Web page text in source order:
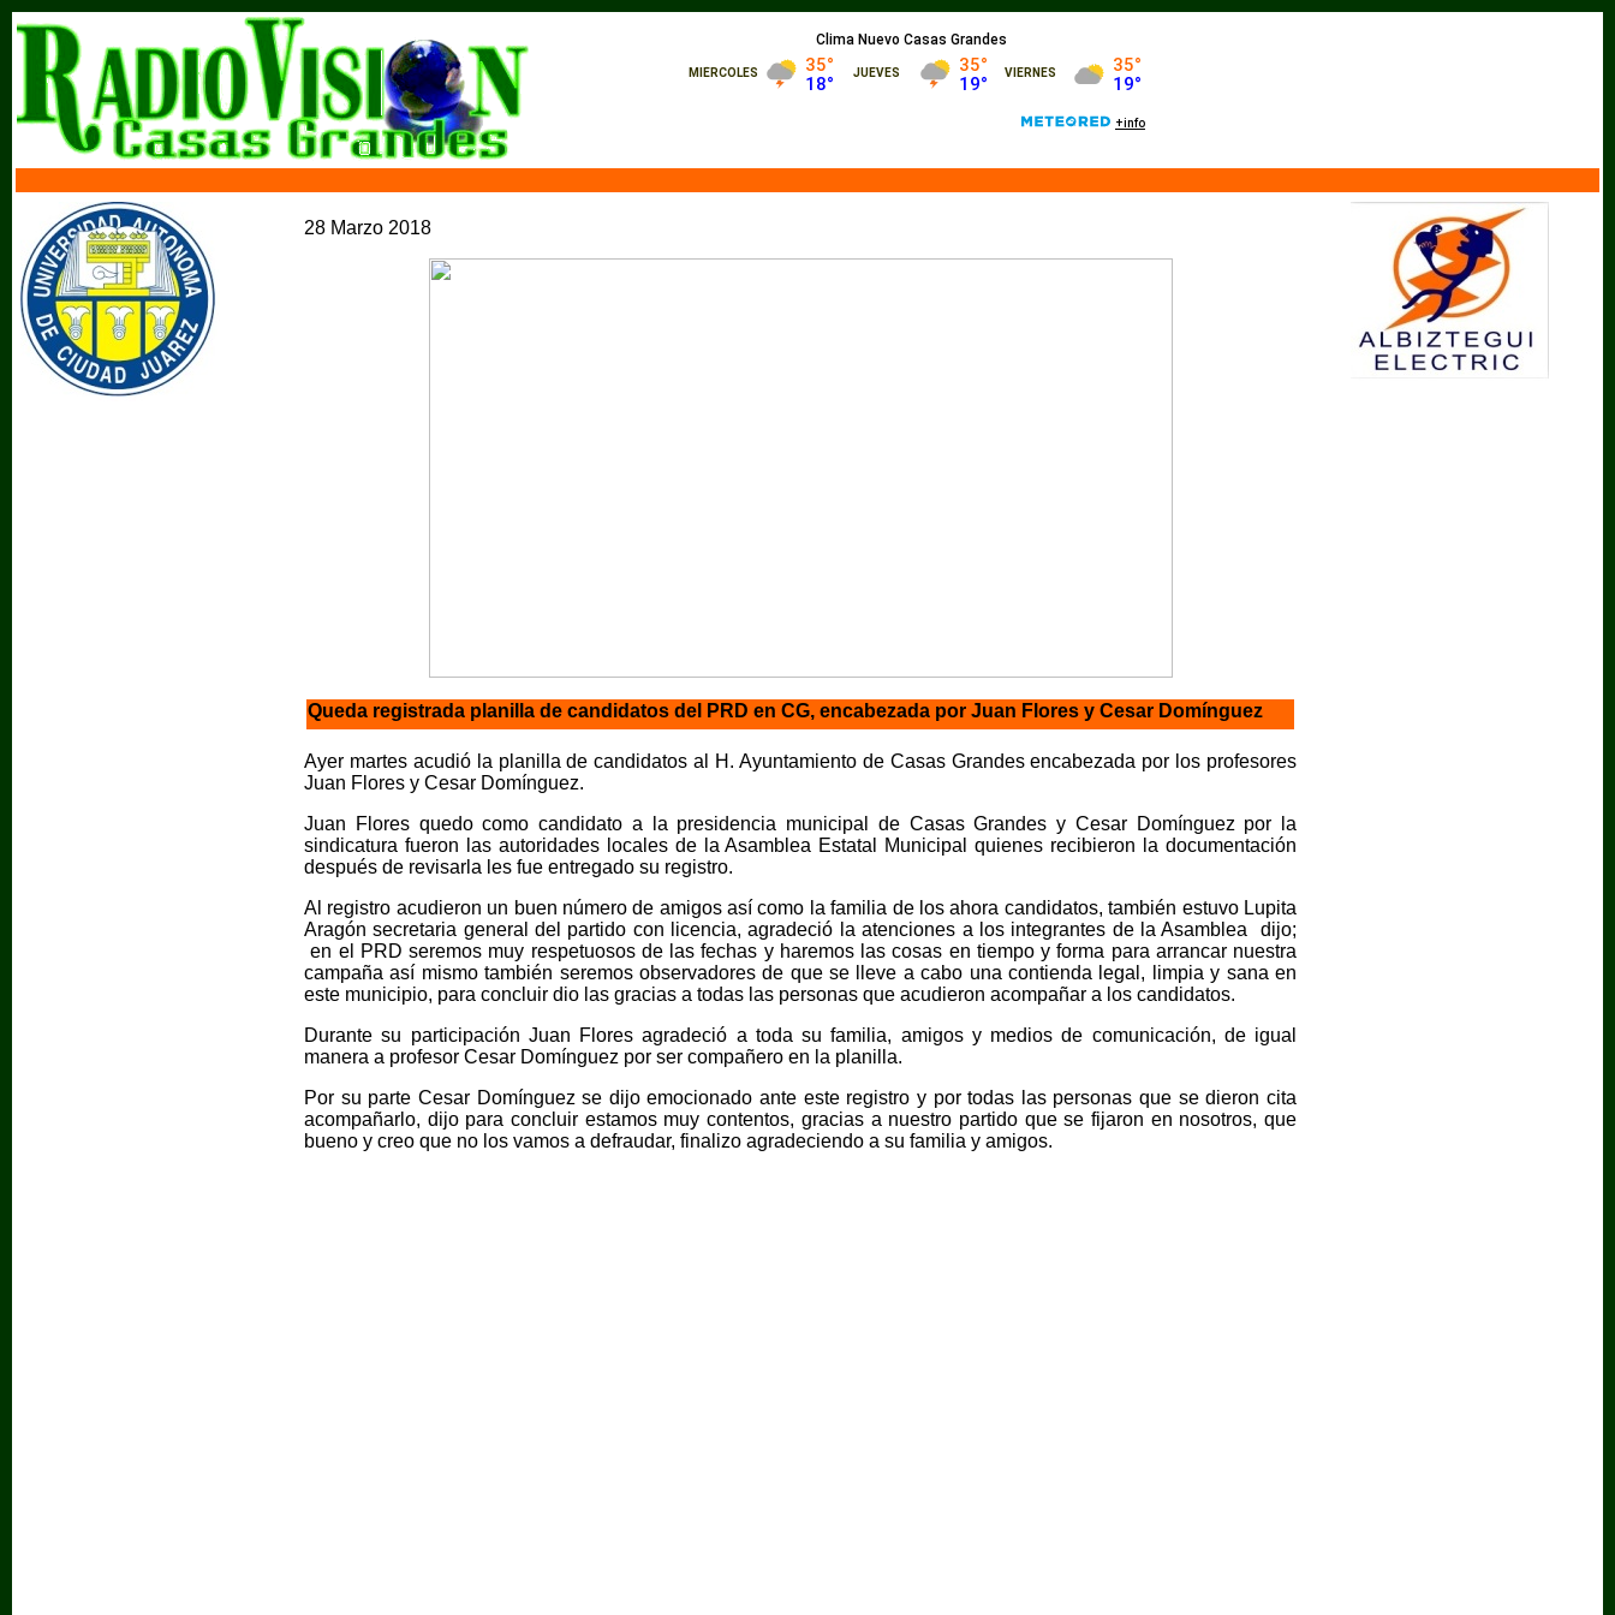
28 Marzo 2018
Queda registrada planilla de candidatos del PRD en CG, encabezada por Juan Flores y Cesar Domínguez
Ayer martes acudió la planilla de candidatos al H. Ayuntamiento de Casas Grandes encabezada por los profesores
Juan Flores y Cesar Domínguez.
Juan Flores quedo como candidato a la presidencia municipal de Casas Grandes y Cesar Domínguez por la
sindicatura fueron las autoridades locales de la Asamblea Estatal Municipal quienes recibieron la documentación
después de revisarla les fue entregado su registro.
Al registro acudieron un buen número de amigos así como la familia de los ahora candidatos, también estuvo Lupita
Aragón secretaria general del partido con licencia, agradeció la atenciones a los integrantes de la Asamblea dijo;
en el PRD seremos muy respetuosos de las fechas y haremos las cosas en tiempo y forma para arrancar nuestra
campaña así mismo también seremos observadores de que se lleve a cabo una contienda legal, limpia y sana en
este municipio, para concluir dio las gracias a todas las personas que acudieron acompañar a los candidatos.
Durante su participación Juan Flores agradeció a toda su familia, amigos y medios de comunicación, de igual
manera a profesor Cesar Domínguez por ser compañero en la planilla.
Por su parte Cesar Domínguez se dijo emocionado ante este registro y por todas las personas que se dieron cita
acompañarlo, dijo para concluir estamos muy contentos, gracias a nuestro partido que se fijaron en nosotros, que
bueno y creo que no los vamos a defraudar, finalizo agradeciendo a su familia y amigos.